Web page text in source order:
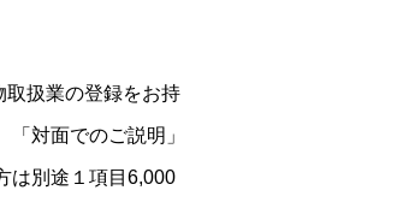
取扱業の登録をお持
対面でのご説明」
は別途１項目6,000